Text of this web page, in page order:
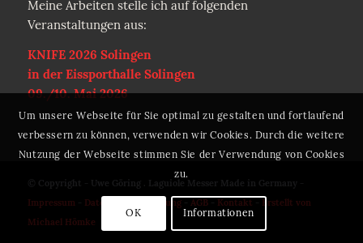
Meine Arbeiten stelle ich auf folgenden
Veranstaltungen aus:
KNIFE 2026 Solingen
in der Eissporthalle Solingen
09./10. Mai 2026
© Copyright - Uwe Göring . Laguiole Messer Made in Germany -
Impressum- Datenschutzerklärung- AGB- Kontakt
Erstellt von
Michael Hömke
Um unsere Webseite für Sie optimal zu gestalten und fortlaufend
verbessern zu können, verwenden wir Cookies. Durch die weitere
Nutzung der Webseite stimmen Sie der Verwendung von Cookies
zu.
OK Informationen